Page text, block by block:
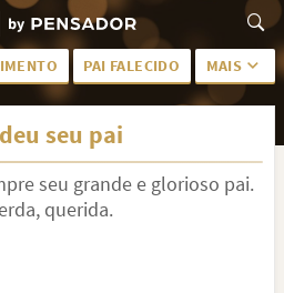
PAI FALECIDO MAIS
PALAVRAS
DESCANSE EM PAZ
seu pai
seu grande e glorioso pai.
querida.